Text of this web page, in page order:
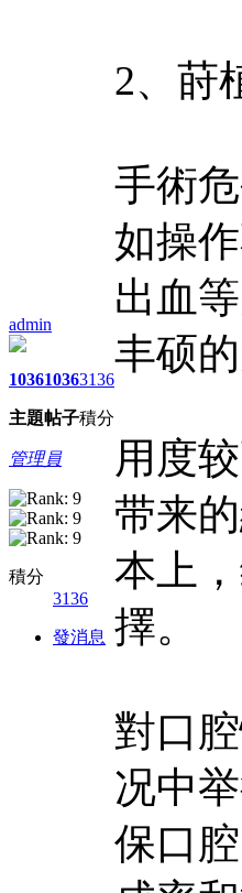
admin
1036
主題
1036
帖子
3136
積分
管理員
積分
3136
發消息
2、莳
手術
如操
出血
丰硕
用度
带来
本上
擇。
對口
况中
保口